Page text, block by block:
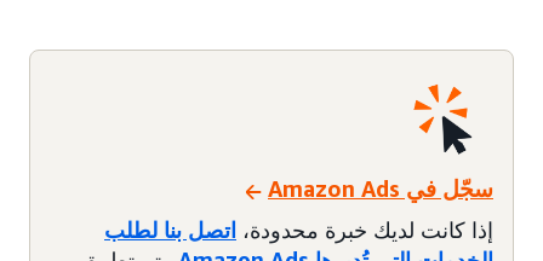
سجّل في Amazon Ads
إذا كانت لديك خبرة محدودة، اتصل بنا لطلب